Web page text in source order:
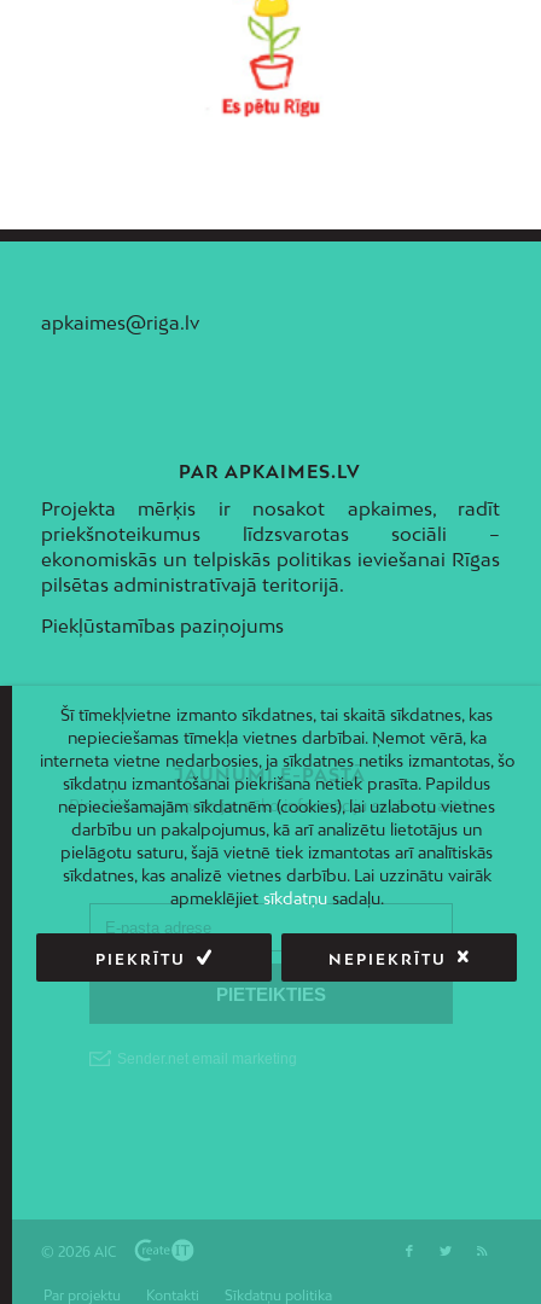
apkaimes@riga.lv
PAR APKAIMES.LV
Projekta mērķis ir nosakot apkaimes, radīt
priekšnoteikumus līdzsvarotas sociāli –
ekonomiskās un telpiskās politikas ieviešanai Rīgas
pilsētas administratīvajā teritorijā.
Piekļūstamības paziņojums
JAUNUMI E-PASTĀ
Piesakies un saņem jaunāko informāciju savā e-pastā!
© 2026 AIC
Par projektu Kontakti Sīkdatņu politika
Šī tīmekļvietne izmanto sīkdatnes, tai skaitā sīkdatnes, kas
nepieciešamas tīmekļa vietnes darbībai. Ņemot vērā, ka
interneta vietne nedarbosies, ja sīkdatnes netiks izmantotas, šo
sīkdatņu izmantošanai piekrišana netiek prasīta. Papildus
nepieciešamajām sīkdatnēm (cookies), lai uzlabotu vietnes
darbību un pakalpojumus, kā arī analizētu lietotājus un
pielāgotu saturu, šajā vietnē tiek izmantotas arī analītiskās
sīkdatnes, kas analizē vietnes darbību. Lai uzzinātu vairāk
apmeklējiet sīkdatņusadaļu.
PIEKRĪTU NEPIEKRĪTU